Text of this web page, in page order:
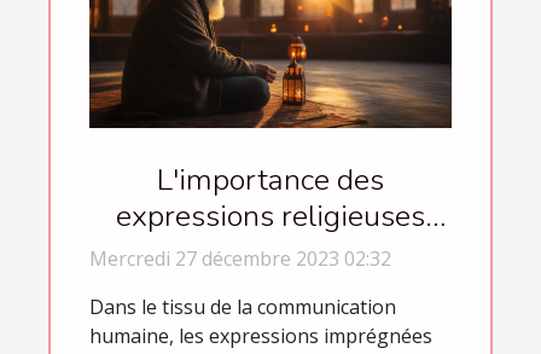
L'importance des
expressions religieuses
dans la communication
quotidienne des
musulmans
Mercredi 27 décembre 2023 02:32
Dans le tissu de la communication
humaine, les expressions imprégnées